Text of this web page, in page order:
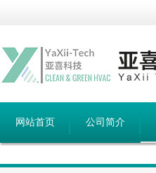
网站首页 公司简介